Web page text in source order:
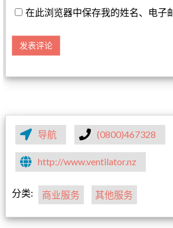
在此浏览器中保存我的姓名、电子
导航 (0800)467328
http://www.ventilator.nz
分类: 商业服务 其他服务